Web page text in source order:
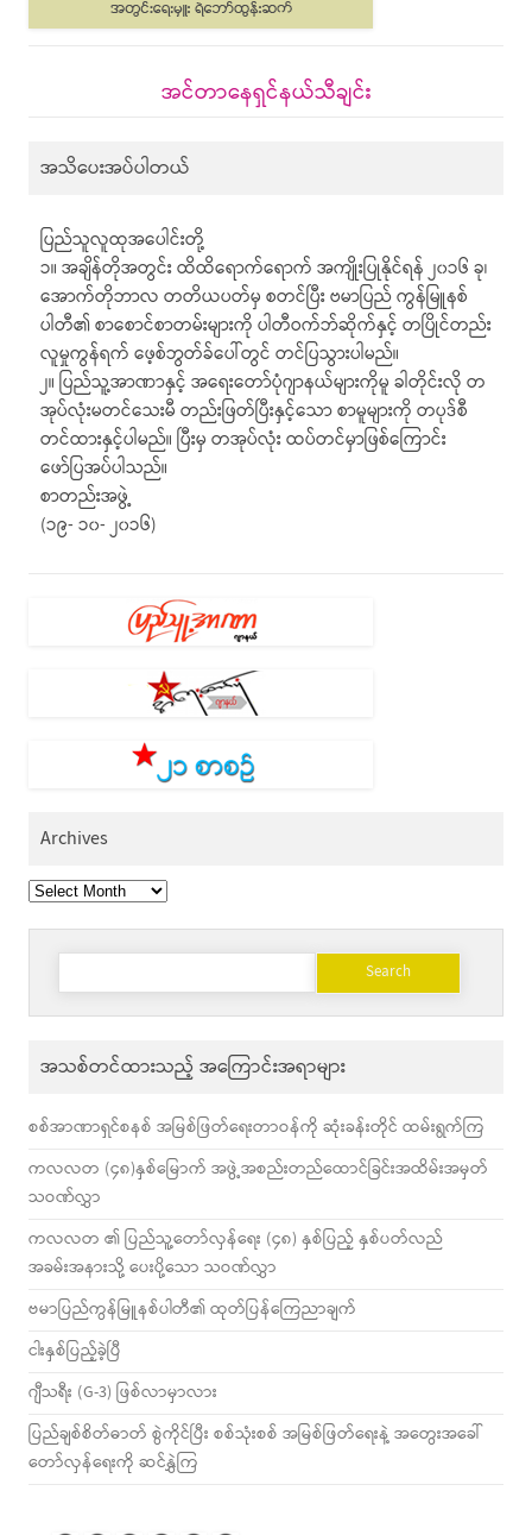
အင်တာနေရှင်နယ်သီချင်း
အသိပေးအပ်ပါတယ်
ပြည်သူလူထုအပေါင်းတို့
၁။ အချိန်တိုအတွင်း ထိထိရောက်ရောက် အကျိုးပြုနိုင်ရန် ၂၀၁၆ ခု၊
အောက်တိုဘာလ တတိယပတ်မှ စတင်ပြီး ဗမာပြည် ကွန်မြူနစ်
ပါတီ၏ စာစောင်စာတမ်းများကို ပါတီဝက်ဘ်ဆိုက်နှင့် တပြိုင်တည်း
လူမှုကွန်ရက် ဖေ့စ်ဘွတ်ခ်ပေါ်တွင် တင်ပြသွားပါမည်။
၂။ ပြည်သူ့အာဏာနှင့် အရေးတော်ပုံဂျာနယ်များကိုမူ ခါတိုင်းလို တ
အုပ်လုံးမတင်သေးမီ တည်းဖြတ်ပြီးနှင့်သော စာမူများကို တပုဒ်စီ
တင်ထားနှင့်ပါမည်။ ပြီးမှ တအုပ်လုံး ထပ်တင်မှာဖြစ်ကြောင်း
ဖော်ပြအပ်ပါသည်။
စာတည်းအဖွဲ့
(၁၉- ၁၀- ၂၀၁၆)
Archives
Archives
Search
အသစ်တင်ထားသည့် အကြောင်းအရာများ
စစ်အာဏာရှင်စနစ် အမြစ်ဖြတ်ရေးတာဝန်ကို ဆုံးခန်းတိုင် ထမ်းရွက်ကြ
ကလလတ (၄၈)နှစ်မြောက် အဖွဲ့အစည်းတည်ထောင်ခြင်းအထိမ်းအမှတ်
သဝဏ်လွှာ
ကလလတ ၏ ပြည်သူ့တော်လှန်ရေး (၄၈) နှစ်ပြည့် နှစ်ပတ်လည်
အခမ်းအနားသို့ ပေးပို့သော သဝဏ်လွှာ
ဗမာပြည်ကွန်မြူနစ်ပါတီ၏ ထုတ်ပြန်ကြေညာချက်
ငါးနှစ်ပြည့်ခဲ့ပြီ
ဂျီသရီး (G-3) ဖြစ်လာမှာလား
ပြည်ချစ်စိတ်ဓာတ် စွဲကိုင်ပြီး စစ်သုံးစစ် အမြစ်ဖြတ်ရေးနဲ့ အတွေးအခေါ်
တော်လှန်ရေးကို ဆင်နွှဲကြ